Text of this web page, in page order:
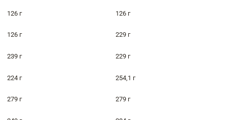
126 г 126 г
126 г 229 г
239 г 229 г
224 г 254,1 г
279 г 279 г